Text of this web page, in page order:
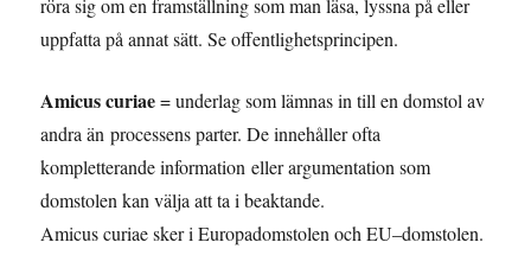
uppfatta på annat sätt. Se offentlighetsprincipen.
Amicus curiae= underlag som lämnas in till en domstol av
andra än processens parter. De innehåller ofta
kompletterande information eller argumentation som
domstolen kan välja att ta i beaktande.
Amicus curiae sker i Europadomstolen och EU–domstolen.